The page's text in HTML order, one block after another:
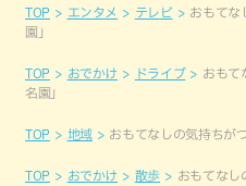
TOP エンタメ テレビ
おもてな
園」
TOP おでかけ ドライブ
おもて
名園」
TOP 地域 おもてなしの気持ちが
TOP おでかけ 散歩
おもてなし